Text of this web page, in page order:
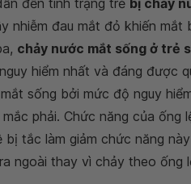
đến tình trạng trẻ bị chảy
nhiễm đau mắt đỏ khiến
chảy nước mắt sống ở trẻ
hiểm nhất và đáng được
sống bởi mức độ nguy
phải. Chức năng của
bị tắc làm giảm chức năng
ngoài thay vì chảy theo ống